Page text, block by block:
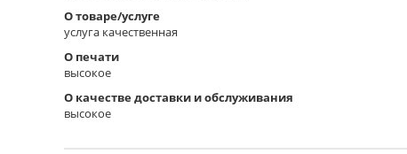
О товаре/услуге
услуга качественная
О печати
высокое
О качестве доставки и обслуживания
высокое